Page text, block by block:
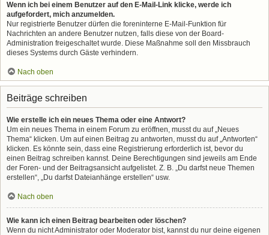
Wenn ich bei einem Benutzer auf den E-Mail-Link klicke, werde ich
aufgefordert, mich anzumelden.
Nur registrierte Benutzer dürfen die foreninterne E-Mail-Funktion für
Nachrichten an andere Benutzer nutzen, falls diese von der Board-
Administration freigeschaltet wurde. Diese Maßnahme soll den Missbrauch
dieses Systems durch Gäste verhindern.
Nach oben
Beiträge schreiben
Wie erstelle ich ein neues Thema oder eine Antwort?
Um ein neues Thema in einem Forum zu eröffnen, musst du auf „Neues
Thema“ klicken. Um auf einen Beitrag zu antworten, musst du auf „Antworten“
klicken. Es könnte sein, dass eine Registrierung erforderlich ist, bevor du
einen Beitrag schreiben kannst. Deine Berechtigungen sind jeweils am Ende
der Foren- und der Beitragsansicht aufgelistet. Z. B. „Du darfst neue Themen
erstellen“, „Du darfst Dateianhänge erstellen“ usw.
Nach oben
Wie kann ich einen Beitrag bearbeiten oder löschen?
Wenn du nicht Administrator oder Moderator bist, kannst du nur deine eigenen